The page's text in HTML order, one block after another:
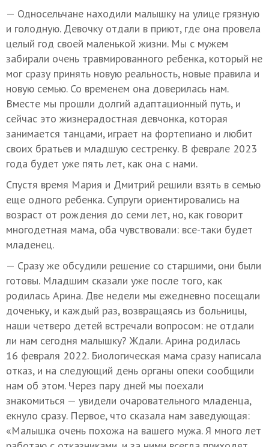
— Односельчане находили малышку на улице грязную
и голодную. Девочку отдали в приют, где она провела
целый год своей маленькой жизни. Мы с мужем
забирали очень травмированного ребенка, который не
мог сразу принять новую реальность, новые правила и
новую семью. Со временем она доверилась нам.
Вместе мы прошли долгий адаптационный путь, и
сейчас это жизнерадостная девчонка, которая
занимается танцами, играет на фортепиано и любит
своих братьев и младшую сестренку. В феврале 2023
года будет уже пять лет, как она с нами.
Спустя время Мария и Дмитрий решили взять в семью
еще одного ребенка. Супруги ориентировались на
возраст от рождения до семи лет, но, как говорит
многодетная мама, оба чувствовали: все-таки будет
младенец.
— Сразу же обсудили решение со старшими, они были
готовы. Младшим сказали уже после того, как
родилась Арина. Две недели мы ежедневно посещали
доченьку, и каждый раз, возвращаясь из больницы,
наши четверо детей встречали вопросом: не отдали
ли нам сегодня малышку? Ждали. Арина родилась
16 февраля 2022. Биологическая мама сразу написала
отказ, и на следующий день органы опеки сообщили
нам об этом. Через пару дней мы поехали
знакомиться — увидели очаровательного младенца,
екнуло сразу. Первое, что сказала нам заведующая:
«Малышка очень похожа на вашего мужа. Я много лет